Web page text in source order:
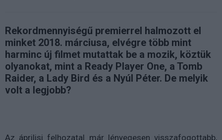
Rekordmennyiségű premierrel halmozott el
minket 2018. márciusa, elvégre több mint
harminc új filmet mutattak be a mozik, köztük
olyanokat, mint a Ready Player One, a Tomb
Raider, a Lady Bird és a Nyúl Péter. De melyik
volt a legjobb?
Az áprilisi felhozatal már lényegesen visszafogottabb,